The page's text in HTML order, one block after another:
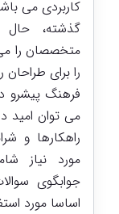
کاربردی می
گذشته،
متخصصان را
را برای
فرهنگ پیشرو
می توان امید
راهکارها و
مورد نیاز
جوابگوی
اساسا مورد